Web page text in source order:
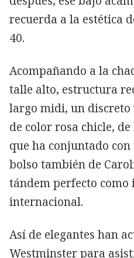
recuerda a la estética
40.
Acompañando a la
talle alto, estructura
largo midi, un discreto
de color rosa chicle,
que ha conjuntado
bolso también de
tándem perfecto
internacional.
Así de elegantes han
Westminster para